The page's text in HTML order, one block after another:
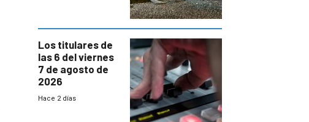
Los titulares de
las 6 del viernes
7 de agosto de
2026
Hace 2 días